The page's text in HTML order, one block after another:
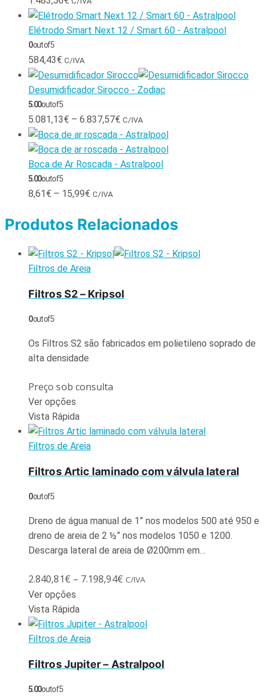
Elétrodo Smart Next 12 / Smart 60 - Astralpool
0out of 5
584,43€ C/IVA
Desumidificador Sirocco - Zodiac
5.00out of 5
5.081,13€ – 6.837,57€ C/IVA
Boca de Ar Roscada - Astralpool
5.00out of 5
8,61€ – 15,99€ C/IVA
Produtos Relacionados
Filtros de Areia
Filtros S2 – Kripsol
0out of 5
Os Filtros S2 são fabricados em polietileno soprado de
alta densidade
Preço sob consulta
Ver opções
Vista Rápida
Filtros de Areia
Filtros Artic laminado com válvula lateral
0out of 5
Dreno de água manual de 1” nos modelos 500 até 950 e
dreno de areia de 2 ½” nos modelos 1050 e 1200.
Descarga lateral de areia de Ø200mm em…
2.840,81€ – 7.198,94€ C/IVA
Ver opções
Vista Rápida
Filtros de Areia
Filtros Jupiter – Astralpool
5.00out of 5